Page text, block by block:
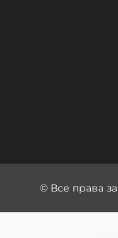
© Все права